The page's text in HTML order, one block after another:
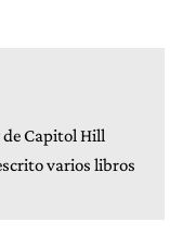
Capitol Hill
varios libros